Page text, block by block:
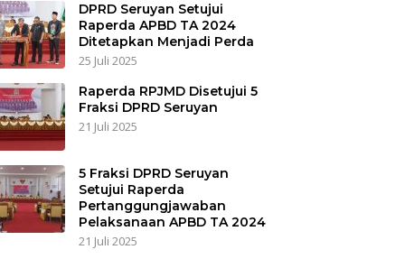
DPRD Seruyan Setujui
Raperda APBD TA 2024
Ditetapkan Menjadi Perda
25 Juli 2025
Raperda RPJMD Disetujui 5
Fraksi DPRD Seruyan
21 Juli 2025
5 Fraksi DPRD Seruyan
Setujui Raperda
Pertanggungjawaban
Pelaksanaan APBD TA 2024
21 Juli 2025